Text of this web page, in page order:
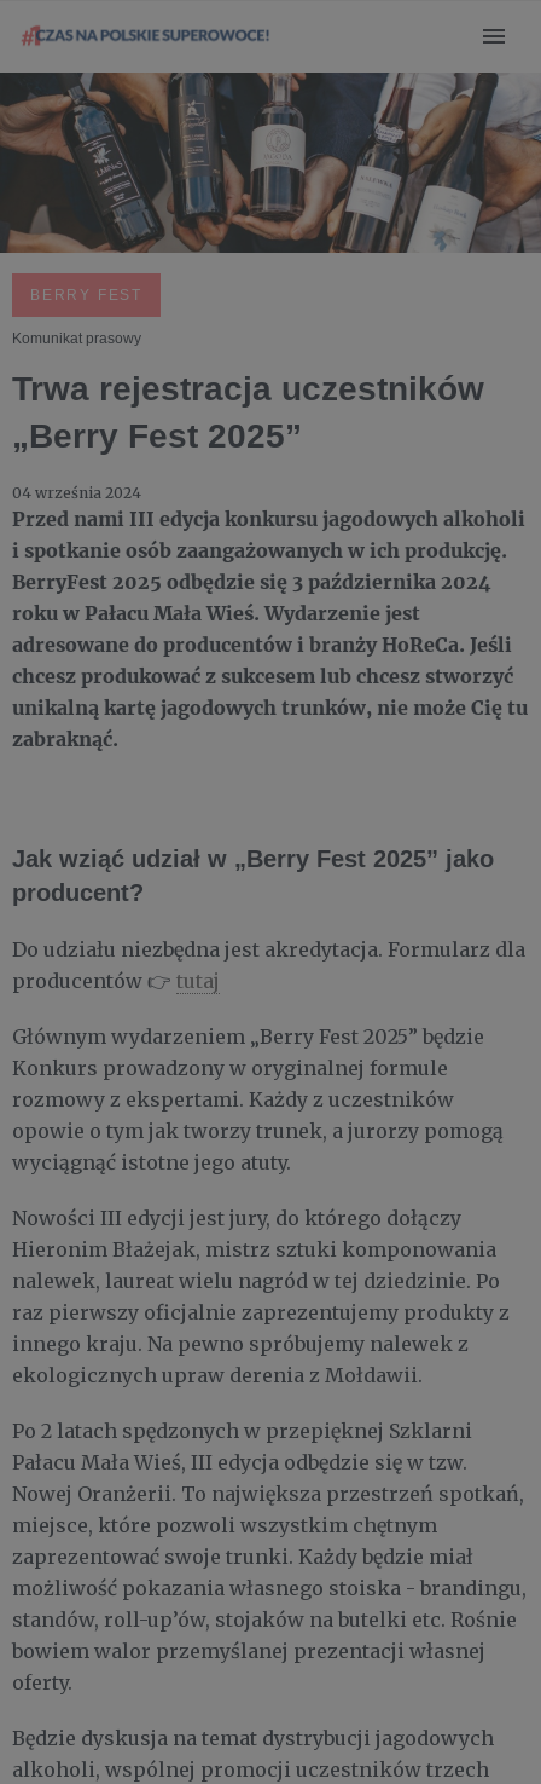
BERRY FEST
Komunikat prasowy
Trwa rejestracja uczestników
„Berry Fest 2025”
04 września 2024
Przed nami III edycja konkursu jagodowych alkoholi
i spotkanie osób zaangażowanych w ich produkcję.
BerryFest 2025 odbędzie się 3 października 2024
roku w Pałacu Mała Wieś. Wydarzenie jest
adresowane do producentów i branży HoReCa. Jeśli
chcesz produkować z sukcesem lub chcesz stworzyć
unikalną kartę jagodowych trunków, nie może Cię tu
zabraknąć.
Jak wziąć udział w „Berry Fest 2025” jako
producent?
Do udziału niezbędna jest akredytacja. Formularz dla
producentów 👉 tutaj
Głównym wydarzeniem „Berry Fest 2025” będzie
Konkurs prowadzony w oryginalnej formule
rozmowy z ekspertami. Każdy z uczestników
opowie o tym jak tworzy trunek, a jurorzy pomogą
wyciągnąć istotne jego atuty.
Nowości III edycji jest jury, do którego dołączy
Hieronim Błażejak, mistrz sztuki komponowania
nalewek, laureat wielu nagród w tej dziedzinie. Po
raz pierwszy oficjalnie zaprezentujemy produkty z
innego kraju. Na pewno spróbujemy nalewek z
ekologicznych upraw derenia z Mołdawii.
Po 2 latach spędzonych w przepięknej Szklarni
Pałacu Mała Wieś, III edycja odbędzie się w tzw.
Nowej Oranżerii. To największa przestrzeń spotkań,
miejsce, które pozwoli wszystkim chętnym
zaprezentować swoje trunki. Każdy będzie miał
możliwość pokazania własnego stoiska - brandingu,
standów, roll-up’ów, stojaków na butelki etc. Rośnie
bowiem walor przemyślanej prezentacji własnej
oferty.
Będzie dyskusja na temat dystrybucji jagodowych
alkoholi, wspólnej promocji uczestników trzech